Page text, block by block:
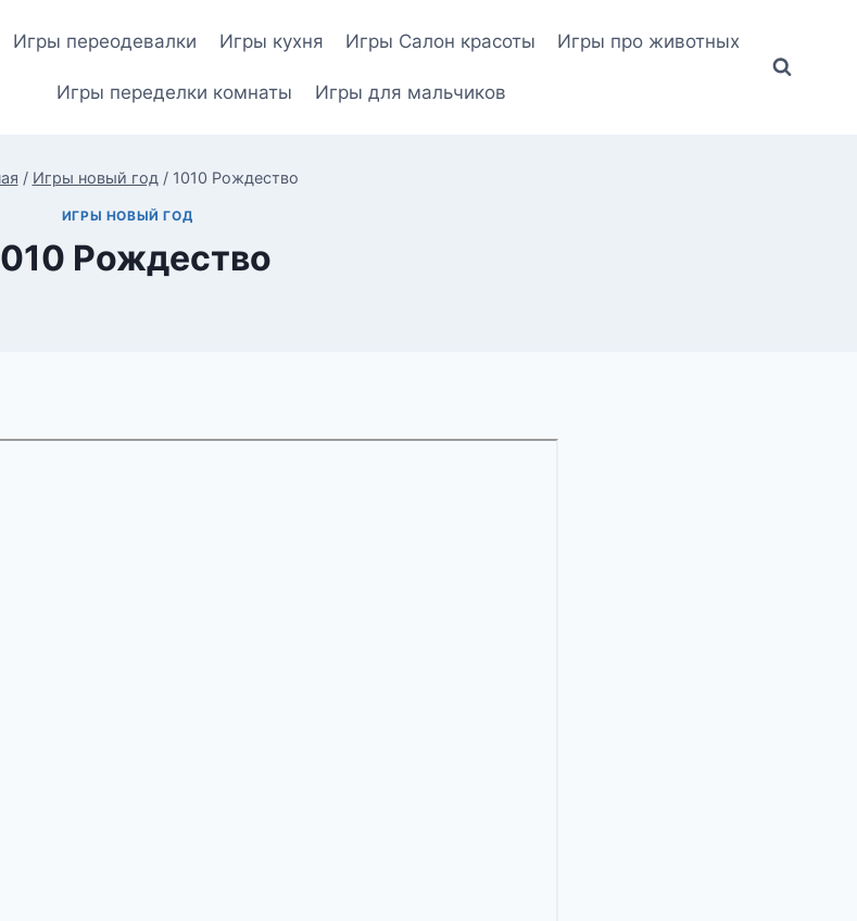
Игры переодевалки Игры кухня Игры Салон красоты Игры про животных
Игры переделки комнаты Игры для мальчиков
/ Игры новый год / 1010 Рождество
ИГРЫ НОВЫЙ ГОД
Рождество